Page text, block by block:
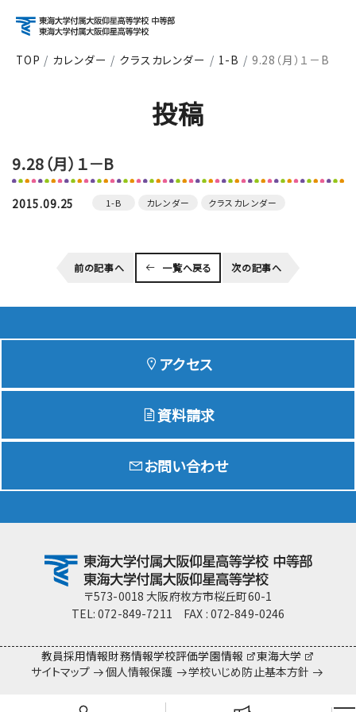
About 学校紹介
Course コース紹介
School Life 学校生活
Exam 入試情報サイト
team Gyosei team Gyosei
TOP カレンダー クラスカレンダー 1-B 9.28（月）１－B
投稿
9.28（月）１－B
2015.09.25 1-B カレンダー クラスカレンダー
前の記事へ 一覧へ戻る 次の記事へ
アクセス
資料請求
お問い合わせ
〒573-0018 大阪府枚方市桜丘町60-1
TEL: 072-849-7211 FAX : 072-849-0246
教員採用情報財務情報学校評価学園情報
東海大学
サイトマップ
個人情報保護 学校いじめ防止基本方針